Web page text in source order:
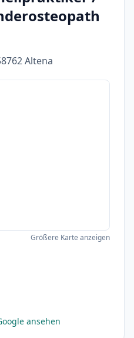
Altena
Größere Karte anzeigen
ansehen